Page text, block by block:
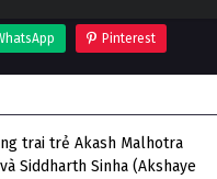
Pinterest
trai trẻ Akash Malhotra
Siddharth Sinha (Akshaye